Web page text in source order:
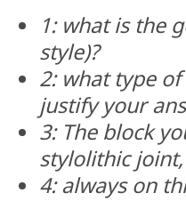
1: what is the
style)?
2: what type
justify your
3: The block
stylolithic
4: always on